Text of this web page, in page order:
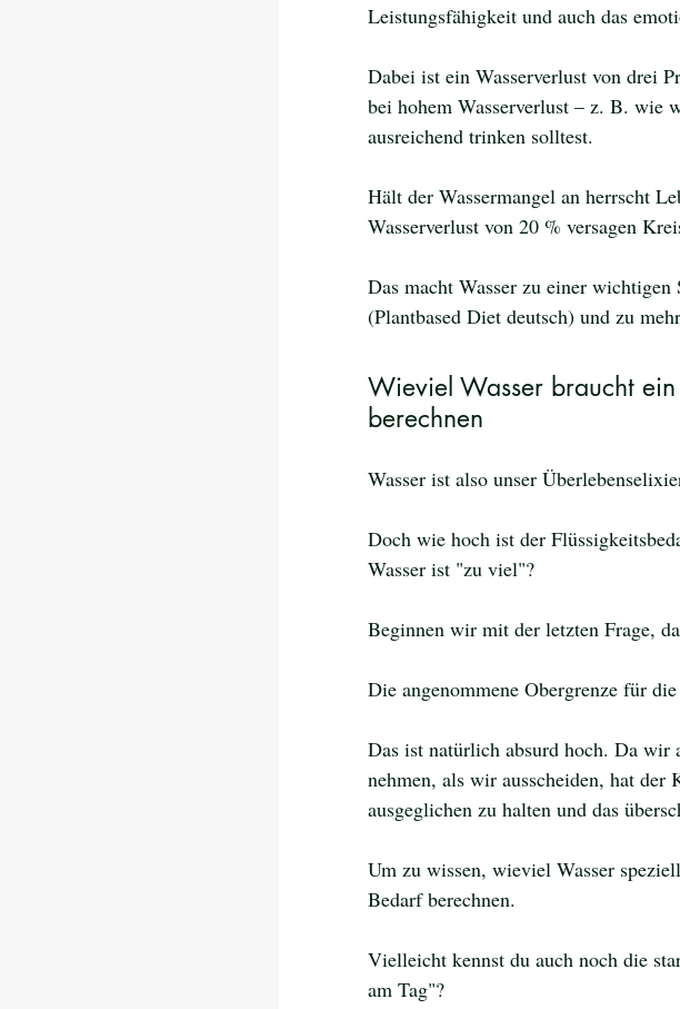
Leistungsfähigkeit und auch das
Dabei ist ein Wasserverlust von drei
bei hohem Wasserverlust – z. B. wie
ausreichend trinken solltest.
Hält der Wassermangel an herrscht
Wasserverlust von 20 % versagen
Das macht Wasser zu einer
(Plantbased Diet deutsch) und zu
Wieviel Wasser braucht
berechnen
Wasser ist also unser
Doch wie hoch ist der
Wasser ist "zu viel"?
Beginnen wir mit der letzten Frage,
Die angenommene Obergrenze für
Das ist natürlich absurd hoch. Da wir
nehmen, als wir ausscheiden, hat
ausgeglichen zu halten und das
Um zu wissen, wieviel Wasser
Bedarf berechnen.
Vielleicht kennst du auch noch die
am Tag"?